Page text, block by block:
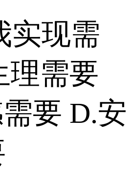
实现需
理需要
要 D.安